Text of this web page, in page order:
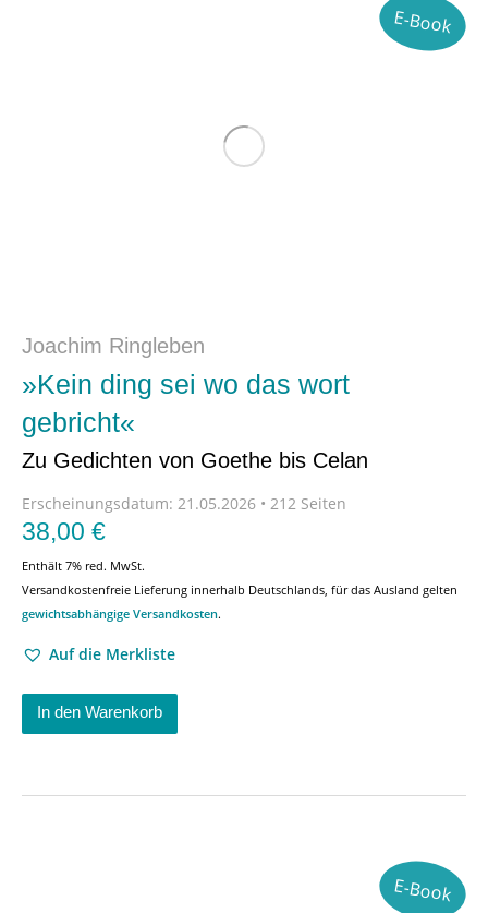
E-Book
Joachim Ringleben
»Kein ding sei wo das wort
gebricht«
Zu Gedichten von Goethe bis Celan
Erscheinungsdatum: 21.05.2026 • 212 Seiten
38,00 €
Enthält 7% red. MwSt.
Versandkostenfreie Lieferung innerhalb Deutschlands, für das Ausland gelten
gewichtsabhängige Versandkosten.
Auf die Merkliste
In den Warenkorb
E-Book